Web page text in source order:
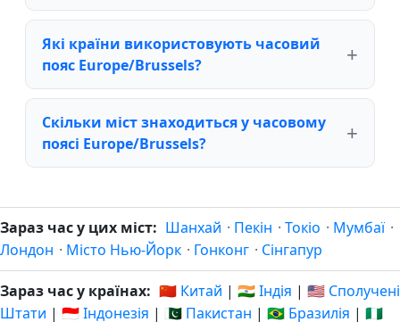
Які країни використовують часовий
пояс Europe/Brussels?
Скільки міст знаходиться у часовому
поясі Europe/Brussels?
Зараз час у цих міст: Шанхай · Пекін · Токіо · Мумбаї ·
Лондон · Місто Нью-Йорк · Гонконг · Сінгапур
Зараз час у країнах: 🇨🇳 Китай | 🇮🇳 Індія | 🇺🇸 Сполучені
Штати | 🇮🇩 Індонезія | 🇵🇰 Пакистан | 🇧🇷 Бразилія | 🇳🇬